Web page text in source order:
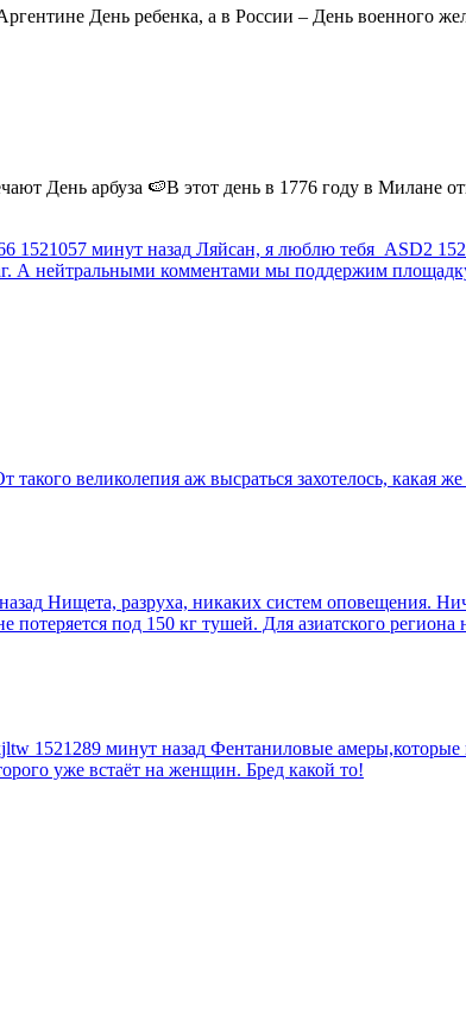
День ребенка, а в России – День военного
День арбуза 🍉В этот день в 1776 году в Милане
1521057 минут назад Ляйсан, я люблю тебя ASD2
А нейтральными комментами мы поддержим
такого великолепия аж высраться захотелось, какая же
Нищета, разруха, никаких систем оповещения.
под 150 кг тушей. Для азиатского региона
1521289 минут назад Фентаниловые амеры,которые
уже встаёт на женщин. Бред какой то!